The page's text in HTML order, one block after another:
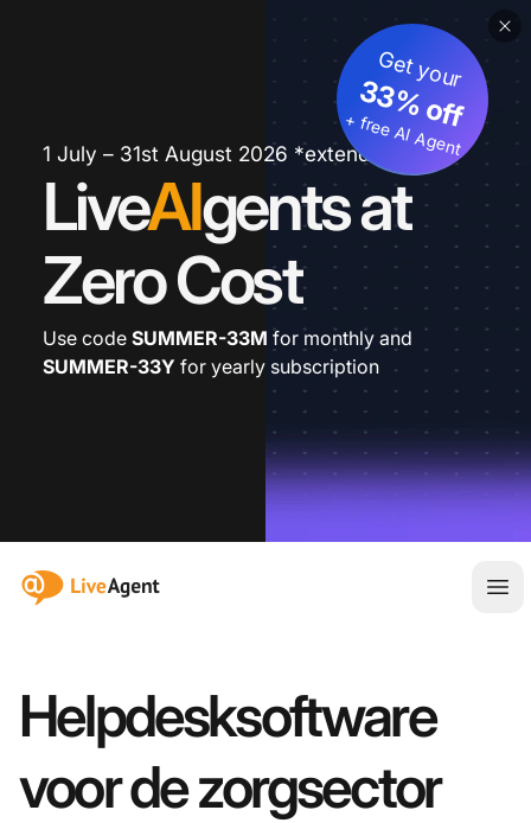
1 July – 31st August 2026 *extended
LiveAIgents at
Zero Cost
Get your
33% off
+ free AI Agent
Use code SUMMER-33M for monthly and
SUMMER-33Y for yearly subscription
:site.title
Helpdesksoftware
voor de zorgsector